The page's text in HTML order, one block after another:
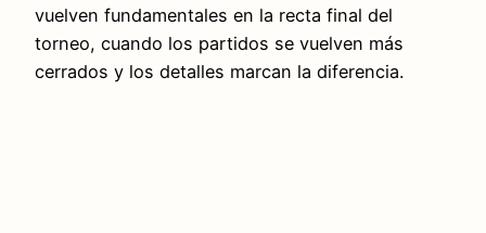
vuelven fundamentales en la recta final del
torneo, cuando los partidos se vuelven más
cerrados y los detalles marcan la diferencia.